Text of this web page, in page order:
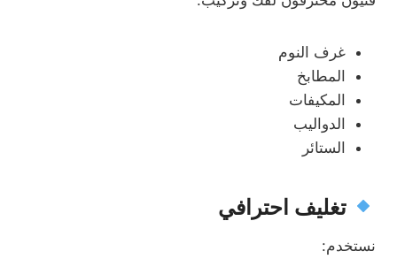
غرف النوم
المطابخ
المكيفات
الدواليب
الستائر
تغليف احترافي
نستخدم: